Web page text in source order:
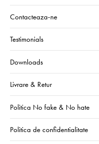
Contacteaza-ne
Testimonials
Downloads
Livrare & Retur
Politica No fake & No hate
Politica de confidentialitate